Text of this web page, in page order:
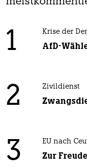
1 Krise der
AfD-
2 Zivildienst
3 EU nach
Zur